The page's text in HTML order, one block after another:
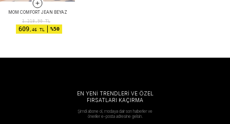
MOM COMFORT JEAN BEYAZ
1.218,90TL
609,46 TL %50
EN YENİ TRENDLERİ VE ÖZEL
FIRSATLARI KAÇIRMA
Şimdi abone ol, modaya dair son haberler ve
öneriler e-posta adresine gelsin.